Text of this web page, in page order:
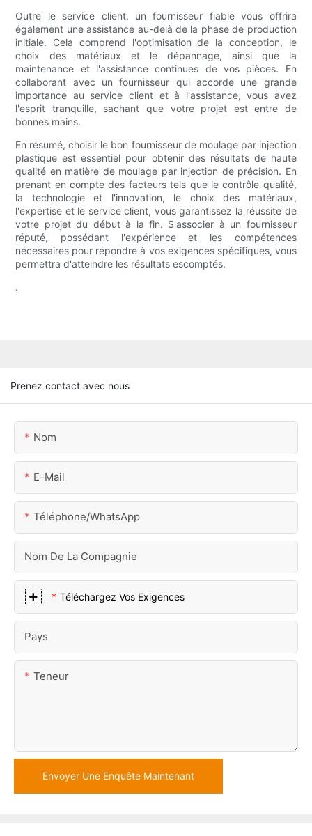
Outre le service client, un fournisseur fiable vous offrira
également une assistance au-delà de la phase de production
initiale. Cela comprend l'optimisation de la conception, le
choix des matériaux et le dépannage, ainsi que la
maintenance et l'assistance continues de vos pièces. En
collaborant avec un fournisseur qui accorde une grande
importance au service client et à l'assistance, vous avez
l'esprit tranquille, sachant que votre projet est entre de
bonnes mains.
En résumé, choisir le bon fournisseur de moulage par injection
plastique est essentiel pour obtenir des résultats de haute
qualité en matière de moulage par injection de précision. En
prenant en compte des facteurs tels que le contrôle qualité,
la technologie et l'innovation, le choix des matériaux,
l'expertise et le service client, vous garantissez la réussite de
votre projet du début à la fin. S'associer à un fournisseur
réputé, possédant l'expérience et les compétences
nécessaires pour répondre à vos exigences spécifiques, vous
permettra d'atteindre les résultats escomptés.
.
Prenez contact avec nous
Nom
E-Mail
Téléphone/WhatsApp
Nom De La Compagnie
Téléchargez Vos Exigences
Pays
Teneur
Envoyer Une Enquête Maintenant